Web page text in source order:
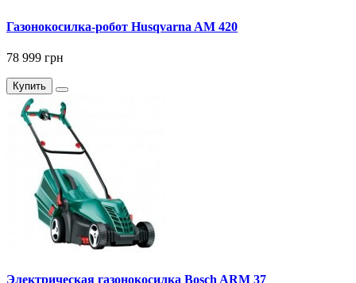
Газонокосилка-робот Husqvarna AM 420
78 999 грн
Купить
Электрическая газонокосилка Bosch ARM 37